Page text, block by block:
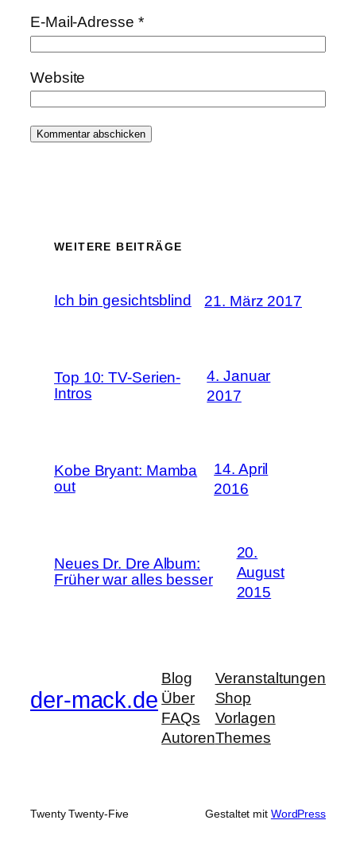
E-Mail-Adresse *
Website
WEITERE BEITRÄGE
Ich bin gesichtsblind 21. März 2017
Top 10: TV-Serien-
Intros
4. Januar
2017
Kobe Bryant: Mamba
out
14. April
2016
Neues Dr. Dre Album:
Früher war alles besser
20.
August
2015
der-mack.de
Blog
Über
FAQs
Autoren
Veranstaltungen
Shop
Vorlagen
Themes
Twenty Twenty-Five Gestaltet mit WordPress